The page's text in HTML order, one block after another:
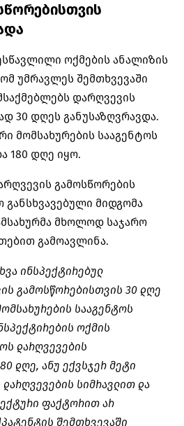
ოქმების ანალიზის
უმრავლეს შემთხვევაში
დარღვევის
30 დღეს განუსაზღვრავდა.
მომსახურების სააგენტოს
180 დღე იყო.
გამოსწორების
განსხვავებული მიდგომა
მხოლოდ საჯარო
გამოავლინა.
ინსპექტირებულ
გამოსწორებისთვის 30 დღე
სააგენტოს
ოქმის
დარღვევების
დღე, ანუ ექვსჯერ მეტი
დარღვევების სიმრავლით და
ფაქტორით არ
შემთხვევაში